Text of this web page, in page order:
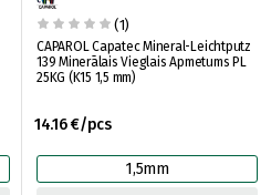
(1)
CAPAROL Capatec Mineral-Leichtputz
139 Minerālais Vieglais Apmetums PL
25KG (K15 1,5 mm)
14.16 €/pcs
1,5mm